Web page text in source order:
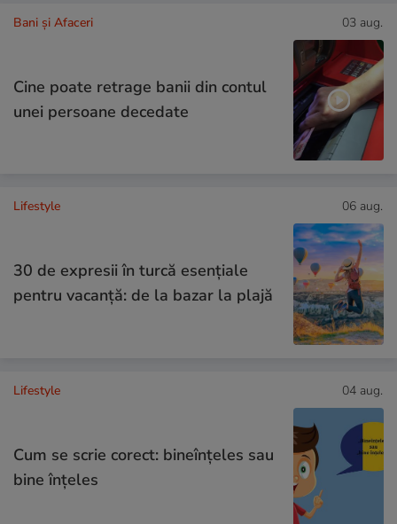
Bani și Afaceri 03 aug.
Cine poate retrage banii din contul
unei persoane decedate
Lifestyle 06 aug.
30 de expresii în turcă esențiale
pentru vacanță: de la bazar la plajă
Lifestyle 04 aug.
Cum se scrie corect: bineînțeles sau
bine înțeles